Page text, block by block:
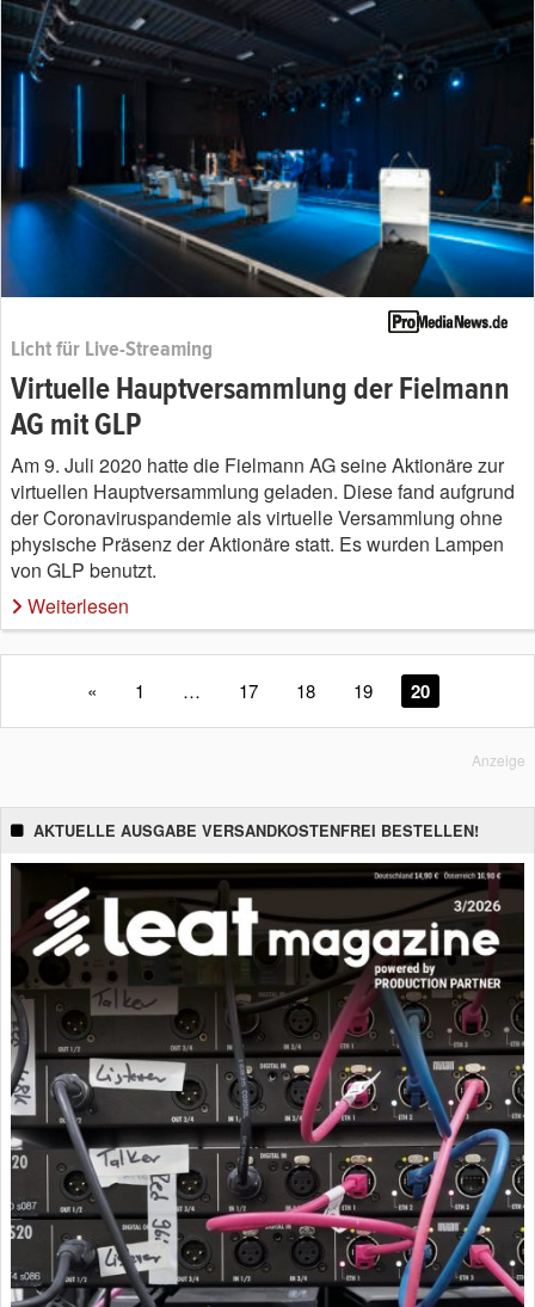
Licht für Live-Streaming
Virtuelle Hauptversammlung der Fielmann
AG mit GLP
Am 9. Juli 2020 hatte die Fielmann AG seine Aktionäre zur
virtuellen Hauptversammlung geladen. Diese fand aufgrund
der Coronaviruspandemie als virtuelle Versammlung ohne
physische Präsenz der Aktionäre statt. Es wurden Lampen
von GLP benutzt.
Weiterlesen
« 1 … 17 18 19 20
Anzeige
AKTUELLE AUSGABE VERSANDKOSTENFREI BESTELLEN!